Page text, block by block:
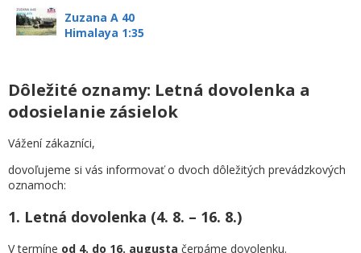
Zuzana A 40
Himalaya 1:35
Dôležité oznamy: Letná dovolenka a
odosielanie zásielok
Vážení zákazníci,
dovoľujeme si vás informovať o dvoch dôležitých prevádzkových
oznamoch:
1. Letná dovolenka (4. 8. – 16. 8.)
V termíne od 4. do 16. augusta čerpáme dovolenku.